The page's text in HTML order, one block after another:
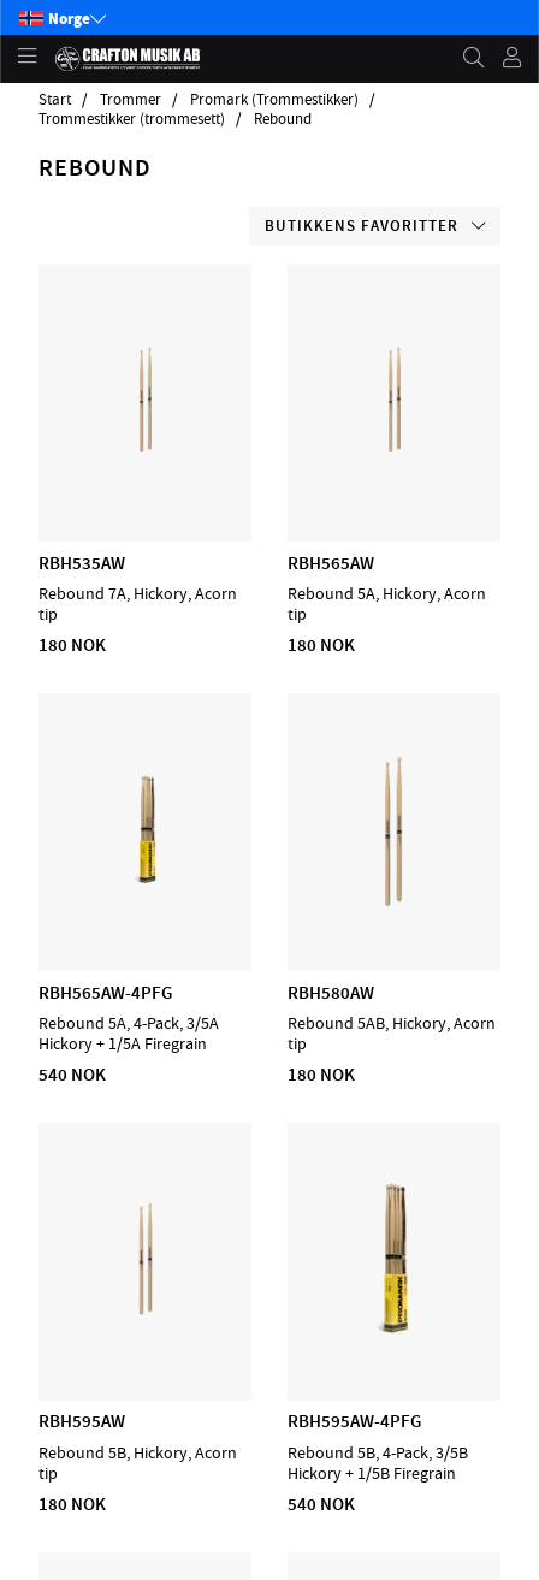
Norge
Start Trommer
Promark (Trommestikker)
Trommestikker (trommesett)
Rebound
REBOUND
BUTIKKENS FAVORITTER
RBH535AW
Rebound 7A, Hickory, Acorn
tip
180 NOK
RBH565AW
Rebound 5A, Hickory, Acorn
tip
180 NOK
RBH565AW-4PFG
Rebound 5A, 4-Pack, 3/5A
Hickory + 1/5A Firegrain
540 NOK
RBH580AW
Rebound 5AB, Hickory, Acorn
tip
180 NOK
RBH595AW
Rebound 5B, Hickory, Acorn
tip
180 NOK
RBH595AW-4PFG
Rebound 5B, 4-Pack, 3/5B
Hickory + 1/5B Firegrain
540 NOK